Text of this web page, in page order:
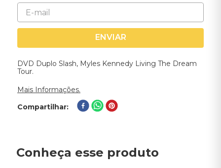
ENVIAR
DVD Duplo Slash, Myles Kennedy Living The Dream
Tour.
Mais Informações.
Compartilhar
Conheça esse produto